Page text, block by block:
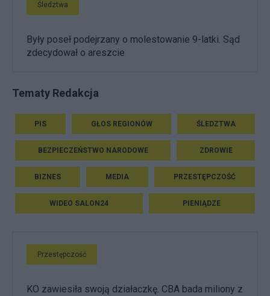
Śledztwa
Były poseł podejrzany o molestowanie 9-latki. Sąd
zdecydował o areszcie
Tematy Redakcja
PIS GŁOS REGIONÓW ŚLEDZTWA
BEZPIECZEŃSTWO NARODOWE ZDROWIE
BIZNES MEDIA PRZESTĘPCZOŚĆ
WIDEO SALON24 PIENIĄDZE
Przestępczość
KO zawiesiła swoją działaczkę. CBA bada miliony z